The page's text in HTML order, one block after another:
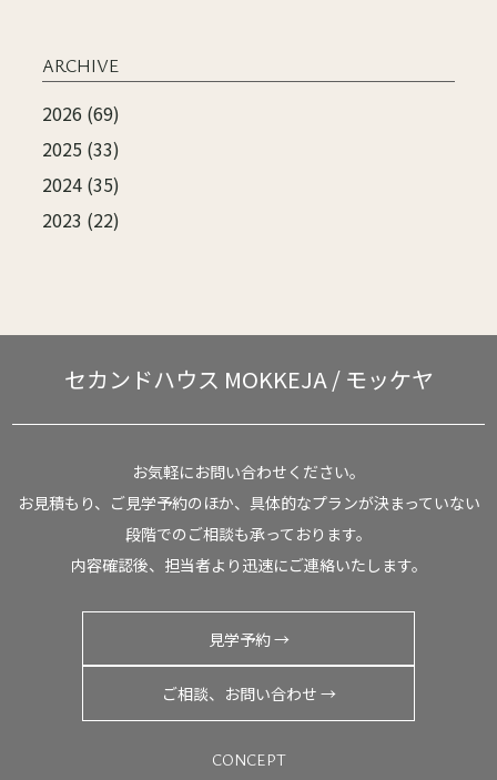
ARCHIVE
2026 (69)
2025 (33)
2024 (35)
2023 (22)
セカンドハウス MOKKEJA / モッケヤ
お気軽にお問い合わせください。
お見積もり、ご見学予約のほか、具体的なプランが決まっていない
段階でのご相談も承っております。
内容確認後、担当者より迅速にご連絡いたします。
見学予約 →
ご相談、お問い合わせ →
CONCEPT